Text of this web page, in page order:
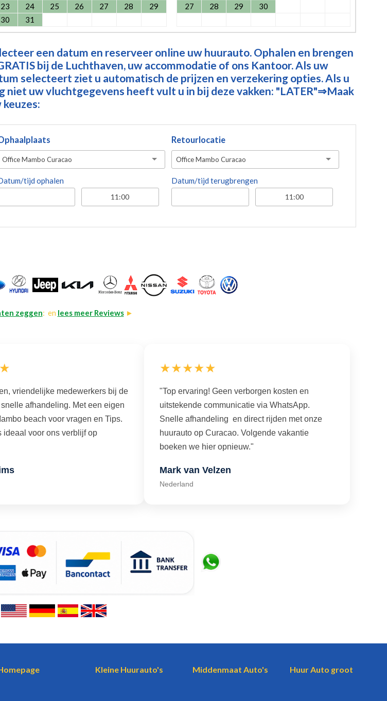
23
24 25 26 27 28
29
30
31
27
28 29 30
een datum en reserveer online uw huurauto. Ophalen en brengen
bij de Luchthaven, uw accommodatie of ons Kantoor. Als uw
selecteert ziet u automatisch de prijzen en verzekering opties. Als u
niet uw vluchtgegevens heeft vult u in bij deze vakken: "LATER"⇒Maak
keuzes:
Office Mambo Curacao
tijd ophalen
Retourlocatie
Office Mambo Curacao
Datum/tijd terugbrengen
zeggen: en lees meer Reviews►
vriendelijke medewerkers bij de
afhandeling. Met een eigen
beach voor vragen en Tips.
ideaal voor ons verblijf op
★★★★★
"Top ervaring! Geen verborgen kosten en
uitstekende communicatie via WhatsApp.
Snelle afhandeling en direct rijden met onze
huurauto op Curacao. Volgende vakantie
boeken we hier opnieuw."
Mark van Velzen
Nederland
Kleine Huurauto's Middenmaat Auto's Huur Auto groot